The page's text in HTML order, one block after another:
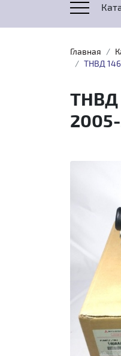
Главная
ТНВД
ТНВД